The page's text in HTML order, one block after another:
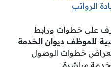
الرواتب
على خطوات ورابط
للموظف ديوان الخدمة
خطوات الوصول
مباشرة.